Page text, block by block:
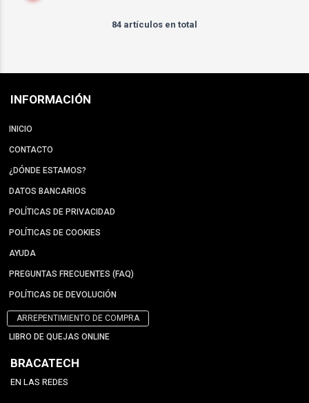
84 artículos en total
INFORMACIÓN
INICIO
CONTACTO
¿DÓNDE ESTAMOS?
DATOS BANCARIOS
POLÍTICAS DE PRIVACIDAD
POLÍTICAS DE COOKIES
AYUDA
PREGUNTAS FRECUENTES (FAQ)
POLÍTICAS DE DEVOLUCIÓN
ARREPENTIMIENTO DE COMPRA
LIBRO DE QUEJAS ONLINE
BRACATECH
EN LAS REDES